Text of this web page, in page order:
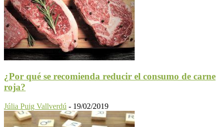
¿Por qué se recomienda reducir el consumo de carne
roja?
Júlia Puig Vallverdú - 19/02/2019